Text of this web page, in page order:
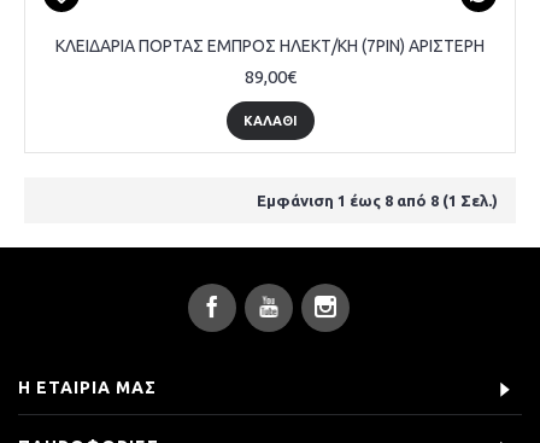
ΚΛΕΙΔΑΡΙΑ ΠΟΡΤΑΣ ΕΜΠΡΟΣ ΗΛΕΚΤ/ΚΗ (7PIN) ΑΡΙΣΤΕΡΗ
89,00€
ΚΑΛΆΘΙ
Εμφάνιση 1 έως 8 από 8 (1 Σελ.)
Η ΕΤΑΙΡΊΑ ΜΑΣ